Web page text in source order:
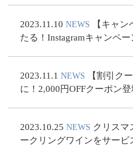
2023.11.10 NEWS
【キャ
たる！Instagramキャンペー
2023.11.1 NEWS
【割引ク
に！2,000円OFFクーポン登
2023.10.25 NEWS クリスマ
ークリングワインをサービ